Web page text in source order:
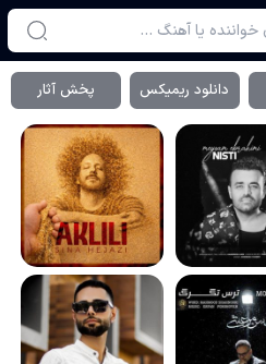
دانلود ریمیکس پخش آثار